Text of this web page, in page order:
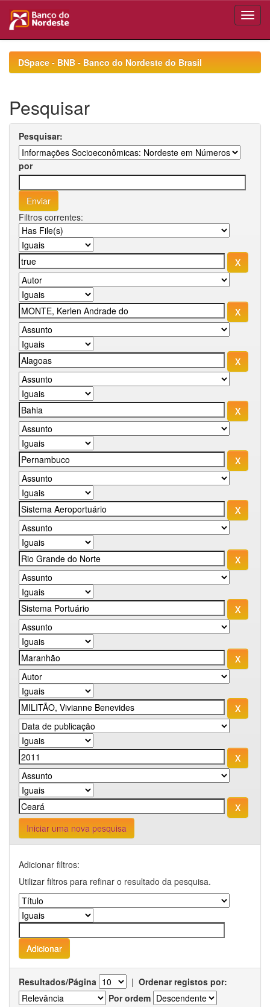
navigationDSpace - BNB - Banco do Nordeste do Brasil
Pesquisar
Pesquisar:
por
Filtros correntes:
Iniciar uma nova pesquisa
Adicionar filtros:
Utilizar filtros para refinar o resultado da pesquisa.
Resultados/Página | Ordenar registos por:
Por ordem